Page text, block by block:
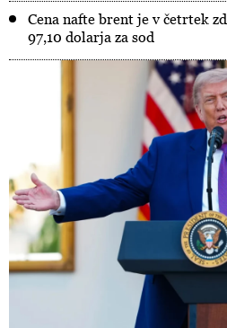
Cena nafte brent je v četrtek
97,10 dolarja za sod